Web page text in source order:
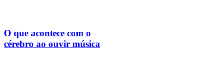
O que acontece com o
cérebro ao ouvir música